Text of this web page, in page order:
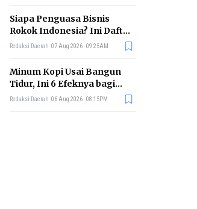
Siapa Penguasa Bisnis
Rokok Indonesia? Ini Daftar
Perusahaan Terbesarnya
Redaksi Daerah 07 Aug 2026 - 09:25AM
Minum Kopi Usai Bangun
Tidur, Ini 6 Efeknya bagi
Kesehatan Tubuh
Redaksi Daerah 06 Aug 2026 - 08:15PM